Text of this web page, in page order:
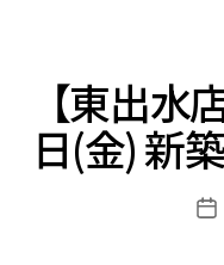
【東出水
日(金) 新
投